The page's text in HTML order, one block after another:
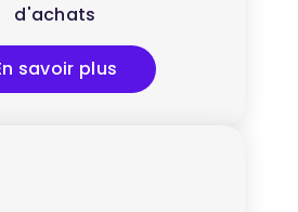
d'achats
savoir plus